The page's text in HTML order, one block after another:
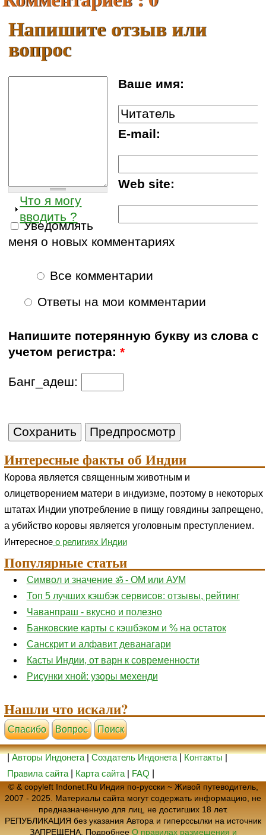
Напишите отзыв или
вопрос
Ваше имя:
E-mail:
Web site:
Что я могу
вводить ?
Уведомлять
меня о новых комментариях
Все комментарии
Ответы на мои комментарии
Напишите потерянную букву из слова с
учетом регистра:*
Банг_адеш:
Интересные факты об Индии
Корова является священным животным и
олицетворением матери в индуизме, поэтому в некоторых
штатах Индии употребление в пищу говядины запрещено,
а убийство коровы является уголовным преступлением.
Интересноео религиях Индии
Популярные статьи
Символ и значение ॐ - ОМ или АУМ
Топ 5 лучших кэшбэк сервисов: отзывы, рейтинг
Чаванпраш - вкусно и полезно
Банковские карты с кэшбэком и % на остаток
Санскрит и алфавит деванагари
Касты Индии, от варн к современности
Рисунки хной: узоры мехенди
Нашли что искали?
Cпасибо Вопрос Поиск
|Авторы Индонета|Создатель Индонета|Контакты|
Правила сайта
Карта сайта | FAQ
© & copyleft Indonet.Ru Индия по-русски ~ Живой путеводитель,
2007 - 2025. Материалы сайта могут содержать информацию, не
предназначенную для лиц, не достигших 18 лет.
РЕПУБЛИКАЦИЯ без указания Автора и гиперссылки на источник
ЗАПРЕЩЕНА. Подробнее О правилах размещения и